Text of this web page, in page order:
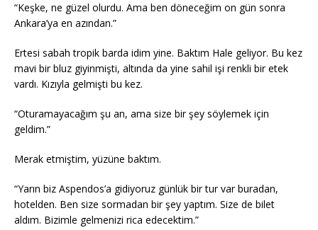
“Keşke, ne güzel olurdu. Ama ben döneceğim on gün sonra
Ankara’ya en azından.”
Ertesi sabah tropik barda idim yine. Baktım Hale geliyor. Bu kez
mavi bir bluz giyinmişti, altında da yine sahil işi renkli bir etek
vardı. Kızıyla gelmişti bu kez.
“Oturamayacağım şu an, ama size bir şey söylemek için
geldim.”
Merak etmiştim, yüzüne baktım.
“Yarın biz Aspendos’a gidiyoruz günlük bir tur var buradan,
hotelden. Ben size sormadan bir şey yaptım. Size de bilet
aldım. Bizimle gelmenizi rica edecektim.”